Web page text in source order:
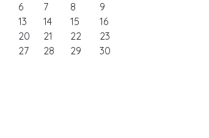
6 7 8
9
13 14 15
16
20 21 22
23
27 28 29
30